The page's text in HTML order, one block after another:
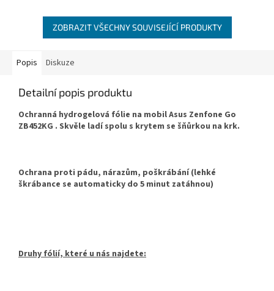
ZOBRAZIT VŠECHNY SOUVISEJÍCÍ PRODUKTY
Popis Diskuze
Detailní popis produktu
Ochranná hydrogelová fólie na mobil Asus Zenfone Go
ZB452KG . Skvěle ladí spolu s krytem se šňůrkou na krk.
Ochrana proti pádu, nárazům, poškrábání (lehké
škrábance se automaticky do 5 minut zatáhnou)
Druhy fólií, které u nás najdete: